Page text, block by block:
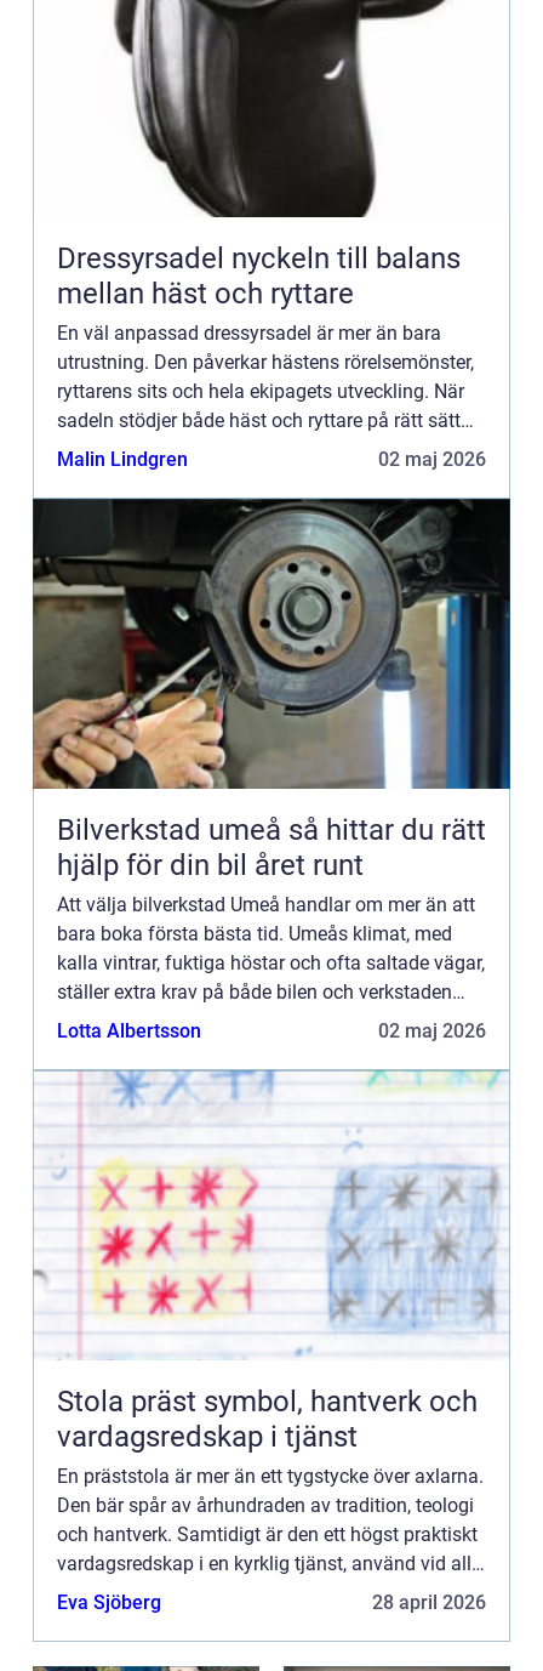
Dressyrsadel nyckeln till balans
mellan häst och ryttare
En väl anpassad dressyrsadel är mer än bara
utrustning. Den påverkar hästens rörelsemönster,
ryttarens sits och hela ekipagets utveckling. När
sadeln stödjer både häst och ryttare på rätt sätt
blir kommunikation, precision och hållbarhet i
Malin Lindgren 02 maj 2026
Bilverkstad umeå så hittar du rätt
hjälp för din bil året runt
Att välja bilverkstad Umeå handlar om mer än att
bara boka första bästa tid. Umeås klimat, med
kalla vintrar, fuktiga höstar och ofta saltade vägar,
ställer extra krav på både bilen och verkstaden
som tar hand om den. För många bilägare blir
Lotta Albertsson 02 maj 2026
Stola präst symbol, hantverk och
vardagsredskap i tjänst
En präststola är mer än ett tygstycke över axlarna.
Den bär spår av århundraden av tradition, teologi
och hantverk. Samtidigt är den ett högst praktiskt
vardagsredskap i en kyrklig tjänst, använd vid allt
från söndagsmässa till stilla sjukhusandakt. ...
Eva Sjöberg 28 april 2026